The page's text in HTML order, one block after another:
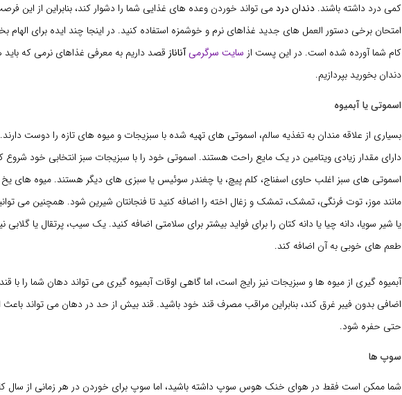
کمی درد داشته باشند. دندان دردمی تواند خوردن وعده های غذایی شما را دشوار کند، بنابراین از این
امتحان برخی دستور العمل های جدید غذاهای نرم و خوشمزه استفاده کنید. در اینجا چند ایده برای الهام
کام شما آورده شده است. در این پست از سایت سرگرمیآناناز قصد داریم به معرفی غذاهای نرمی که باید
دندان بخورید بپردازیم.
اسموتی یا آبمیوه
بسیاری از علاقه مندان به تغذیه سالم، اسموتی های تهیه شده با سبزیجات و میوه های تازه را دوست
دارای مقدار زیادی ویتامین در یک مایع راحت هستند. اسموتی خود را با سبزیجات سبز انتخابی خود شروع
اسموتی های سبز اغلب حاوی اسفناج، کلم پیچ، یا چغندر سوئیس یا سبزی های دیگر هستند. میوه های یخ
مانند موز، توت فرنگی، تمشک، تمشک و زغال اخته را اضافه کنید تا فنجانتان شیرین شود. همچنین می
یا شیر سویا، دانه چیا یا دانه کتان را برای فواید بیشتر برای سلامتی اضافه کنید. یک سیب، پرتقال یا گلابی
طعم های خوبی به آن اضافه کند.
آبمیوه گیری از میوه ها و سبزیجات نیز رایج است، اما گاهی اوقات آبمیوه گیری می تواند دهان شما را با
اضافی بدون فیبر غرق کند، بنابراین مراقب مصرف قند خود باشید. قند بیش از حد در دهان می تواند باعث
حتی حفره شود.
سوپ ها
شما ممکن است فقط در هوای خنک هوس سوپ داشته باشید، اما سوپ برای خوردن در هر زمانی از سال